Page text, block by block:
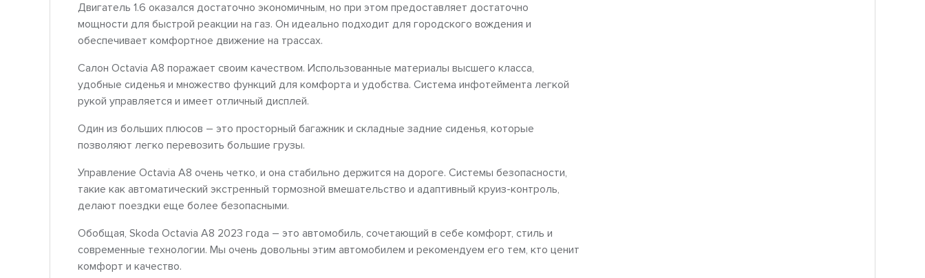
Двигатель 1.6 оказался достаточно экономичным, но при этом предоставляет достаточно
мощности для быстрой реакции на газ. Он идеально подходит для городского вождения и
обеспечивает комфортное движение на трассах.
Салон Octavia A8 поражает своим качеством. Использованные материалы высшего класса,
удобные сиденья и множество функций для комфорта и удобства. Система инфотеймента легкой
рукой управляется и имеет отличный дисплей.
Один из больших плюсов – это просторный багажник и складные задние сиденья, которые
позволяют легко перевозить большие грузы.
Управление Octavia A8 очень четко, и она стабильно держится на дороге. Системы безопасности,
такие как автоматический экстренный тормозной вмешательство и адаптивный круиз-контроль,
делают поездки еще более безопасными.
Обобщая, Skoda Octavia A8 2023 года – это автомобиль, сочетающий в себе комфорт, стиль и
современные технологии. Мы очень довольны этим автомобилем и рекомендуем его тем, кто ценит
комфорт и качество.